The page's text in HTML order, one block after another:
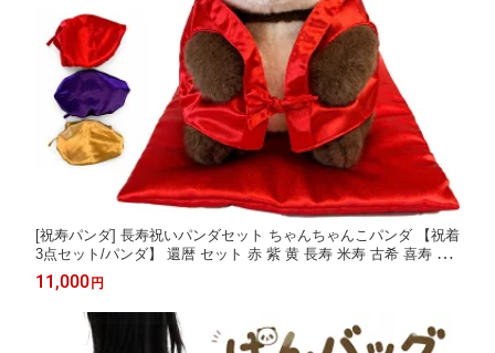
[祝寿パンダ] 長寿祝いパンダセット ちゃんちゃんこパンダ 【祝着
3点セット/パンダ】 還暦 セット 赤 紫 黄 長寿 米寿 古希 喜寿 傘
寿 卒寿 祝い ギフト 退職祝い 母 敬老の日 父 60歳 70歳 77歳 80
歳 88歳 古希祝い 喜寿祝い 還暦祝い 米寿祝い 卒寿のお祝い 百寿
11,000 円